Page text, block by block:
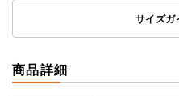
サイズガ
商品詳細